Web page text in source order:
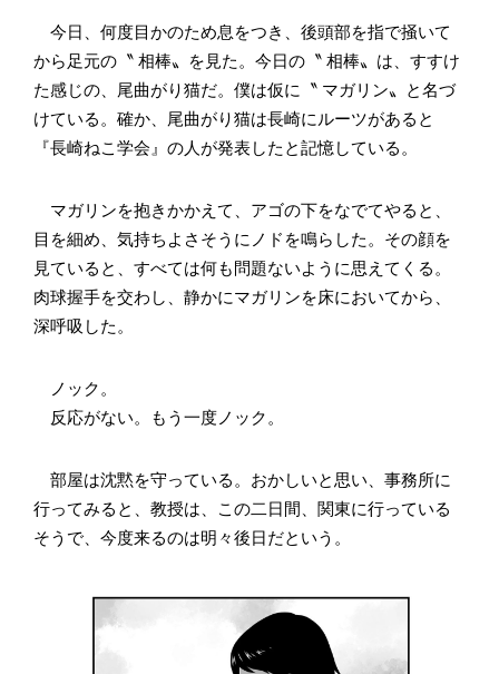
今日、何度目かのため息をつき、後頭部を指で掻いて
から足元の〝 相棒〟を見た。今日の〝 相棒〟は、すすけ
た感じの、尾曲がり猫だ。僕は仮に〝 マガリン〟と名づ
けている。確か、尾曲がり猫は長崎にルーツがあると
『長崎ねこ学会』の人が発表したと記憶している。
マガリンを抱きかかえて、アゴの下をなでてやると、
目を細め、気持ちよさそうにノドを鳴らした。その顔を
見ていると、すべては何も問題ないように思えてくる。
肉球握手を交わし、静かにマガリンを床においてから、
深呼吸した。
ノック。
反応がない。もう一度ノック。
部屋は沈黙を守っている。おかしいと思い、事務所に
行ってみると、教授は、この二日間、関東に行っている
そうで、今度来るのは明々後日だという。